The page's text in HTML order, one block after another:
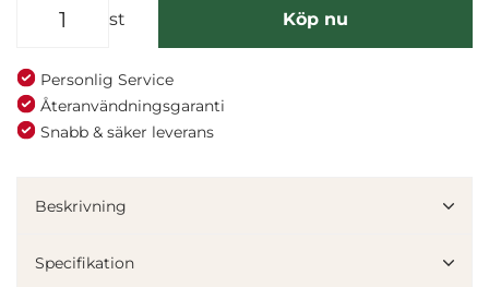
Vi använder enhetsidentifierare för att anpassa innehållet
vidarebefordrar även sådana identifierare och annan
st Köp nu
Personlig Service
Återanvändningsgaranti
Snabb & säker leverans
Beskrivning
Specifikation